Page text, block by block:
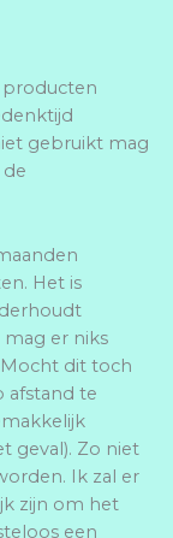
producten
gebruikt mag
Het is
mag er niks
Mocht dit toch
afstand te
geval). Zo niet
Ik zal er
zijn om het
een